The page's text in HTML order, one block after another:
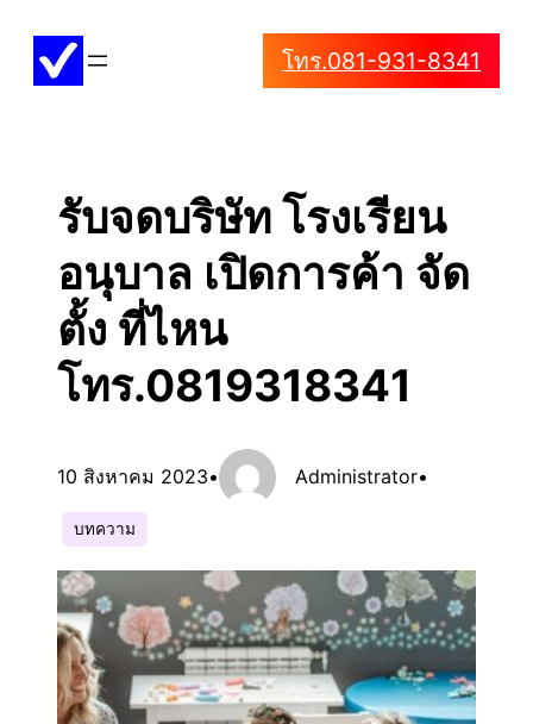
โทร.081-931-8341
รับจดบริษัท โรงเรียน
อนุบาล เปิดการค้า จัด
ตั้ง ที่ไหน
โทร.0819318341
10 สิงหาคม 2023• Administrator•
บทความ